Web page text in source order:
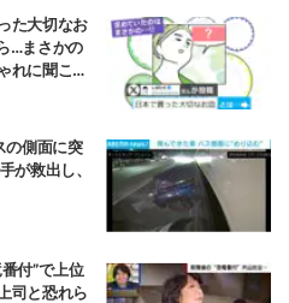
た大切なお
…まさかの
れに聞こえ
の側面に突
が救出し、
付”で上位
司と恐れら